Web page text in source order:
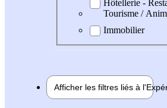
Hôtellerie -
Tourisme /
Immobilier
Afficher les filtres liés à l'